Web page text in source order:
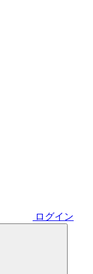
ログイン